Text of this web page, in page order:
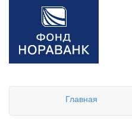
Главная